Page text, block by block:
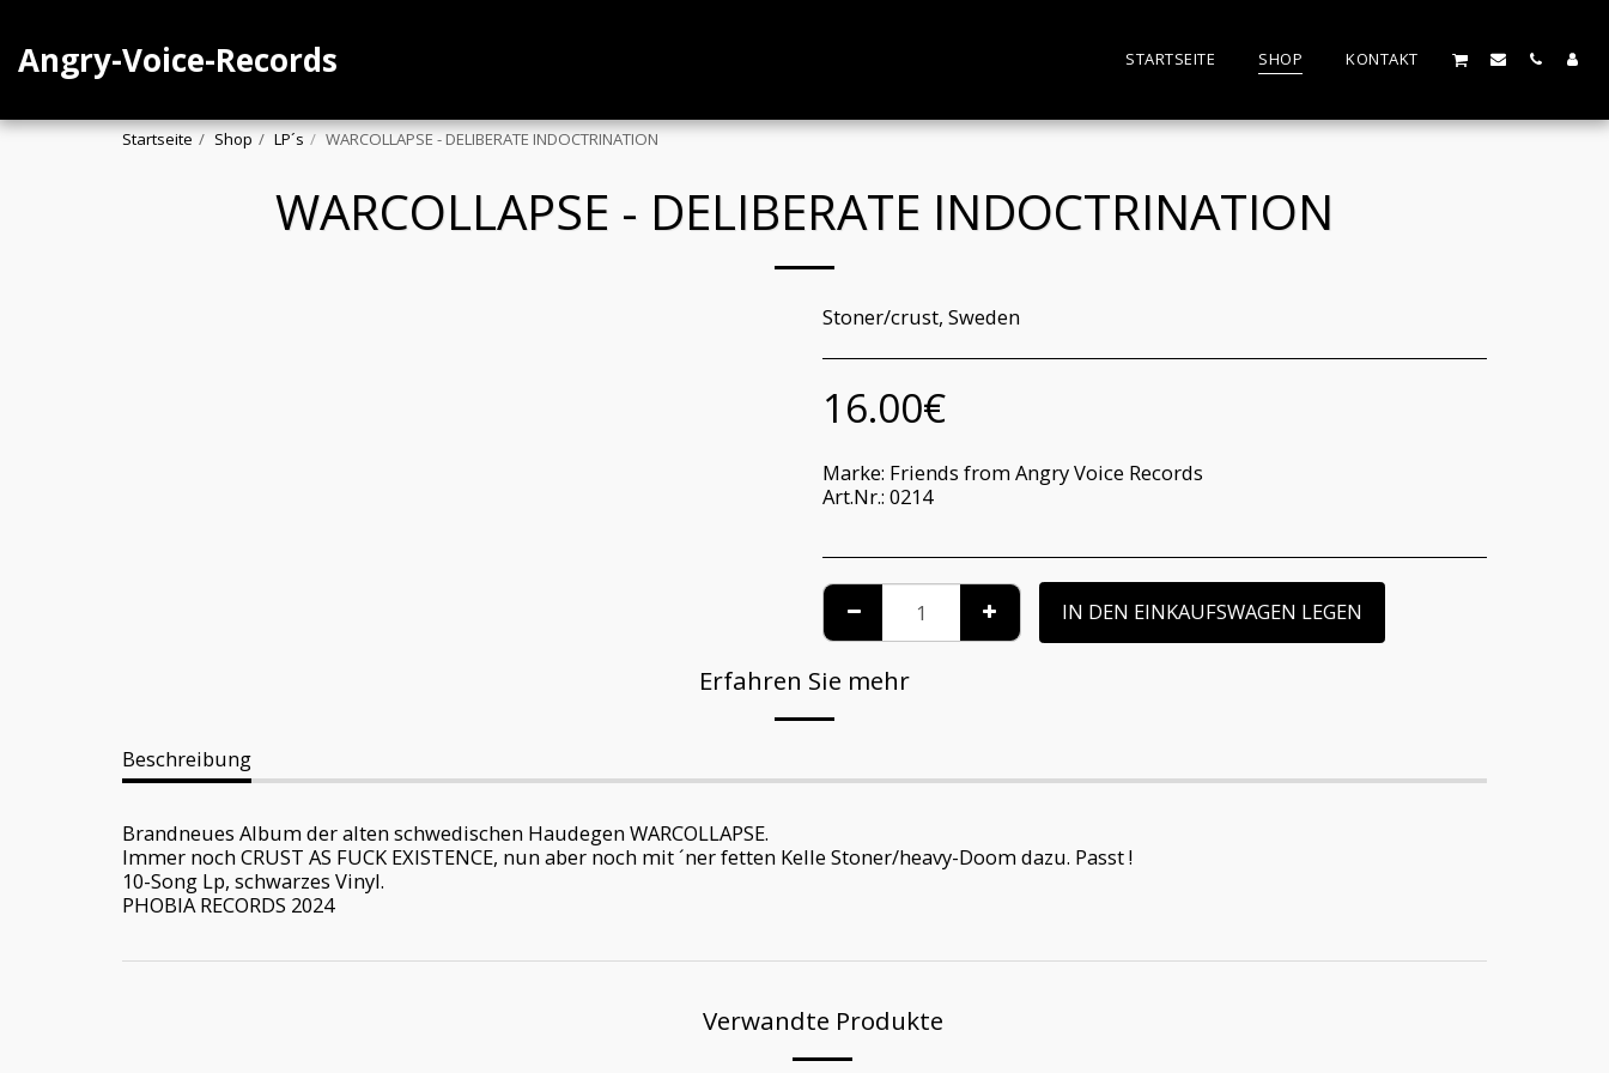
Angry-Voice-Records STARTSEITE SHOP KONTAKT
Startseite Shop LP´s WARCOLLAPSE - DELIBERATE INDOCTRINATION
WARCOLLAPSE - DELIBERATE INDOCTRINATION
Stoner/crust, Sweden
16.00€
Marke: Friends from Angry Voice Records
Art.Nr.: 0214
IN DEN EINKAUFSWAGEN LEGEN
Erfahren Sie mehr
Beschreibung
Brandneues Album der alten schwedischen Haudegen WARCOLLAPSE.
Immer noch CRUST AS FUCK EXISTENCE, nun aber noch mit ´ner fetten Kelle Stoner/heavy-Doom dazu. Passt !
10-Song Lp, schwarzes Vinyl.
PHOBIA RECORDS 2024
Verwandte Produkte